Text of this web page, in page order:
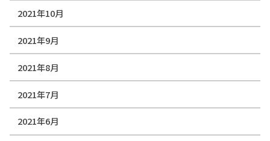
2021年10月
2021年9月
2021年8月
2021年7月
2021年6月